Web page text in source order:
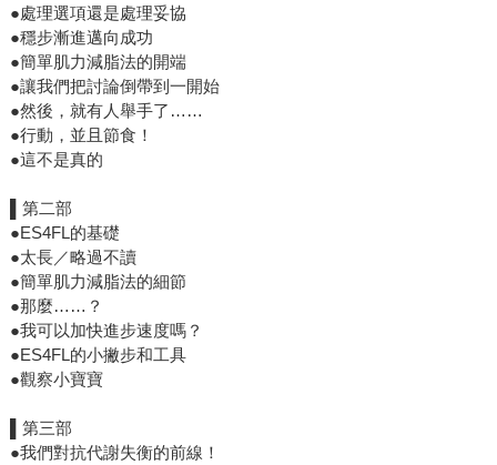
●處理選項還是處理妥協
●穩步漸進邁向成功
●簡單肌力減脂法的開端
●讓我們把討論倒帶到一開始
●然後，就有人舉手了……
●行動，並且節食！
●這不是真的
▌第二部
●ES4FL的基礎
●太長／略過不讀
●簡單肌力減脂法的細節
●那麼……？
●我可以加快進步速度嗎？
●ES4FL的小撇步和工具
●觀察小寶寶
▌第三部
●我們對抗代謝失衡的前線！